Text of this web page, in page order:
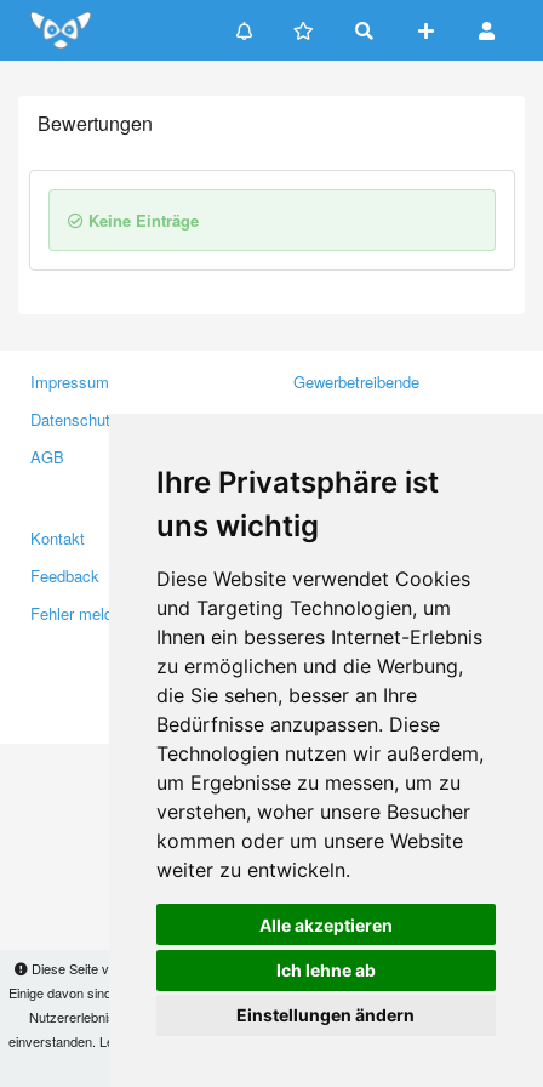
Ihre Privatsphäre ist
uns wichtig
Diese Website verwendet Cookies
und Targeting Technologien, um
Ihnen ein besseres Internet-Erlebnis
zu ermöglichen und die Werbung,
die Sie sehen, besser an Ihre
Bedürfnisse anzupassen. Diese
Technologien nutzen wir außerdem,
um Ergebnisse zu messen, um zu
verstehen, woher unsere Besucher
kommen oder um unsere Website
weiter zu entwickeln.
Alle akzeptieren
Ich lehne ab
Einstellungen ändern
Update cookies preferences
Diese Seite verwendet Cookies, um Informationen auf Ihrem Computer zu speichern.
Einige davon sind notwendig, damit unsere Seite funktioniert, andere helfen uns dabei, das
Nutzererlebnis zu verbessern. Mit der Nutzung dieser Seite erklären Sie sich damit
einverstanden. Lesen Sie unsere
Bewertungen
Keine Einträge
Impressum
Datenschutzerklärung
AGB
Gewerbetreibende
Medien
Kontakt
Feedback
Fehler melden
Facebook
Twitter
YouTube
Google+
Makis© Copyright 2026